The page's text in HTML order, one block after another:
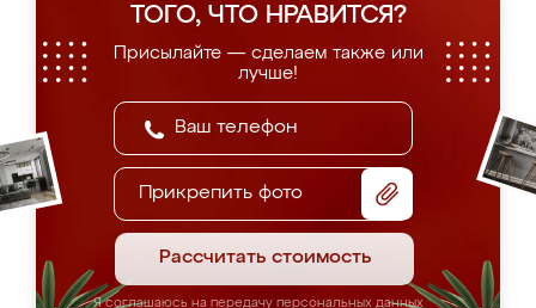
ТОГО, ЧТО НРАВИТСЯ?
Присылайте — сделаем также или
лучше!
Прикрепить фото
Рассчитать стоимость
Я соглашаюсь на передачу персональных данных